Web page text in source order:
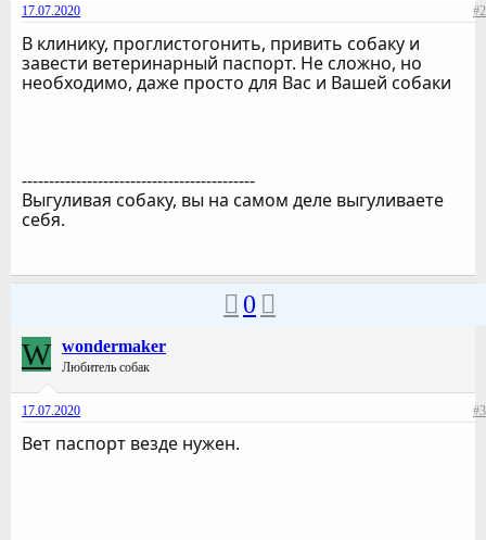
17.07.2020 #2
В клинику, проглистогонить, привить собаку и
завести ветеринарный паспорт. Не сложно, но
необходимо, даже просто для Вас и Вашей собаки
-------------------------------------------
Выгуливая собаку, вы на самом деле выгуливаете
себя.
0
W wondermaker
Любитель собак
17.07.2020 #3
Вет паспорт везде нужен.